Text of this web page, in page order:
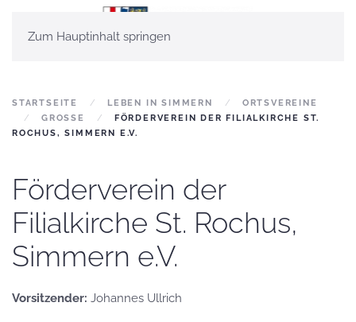
Zum Hauptinhalt springen
STARTSEITE LEBEN IN SIMMERN
ORTSVEREINE
GROSSE
FÖRDERVEREIN DER FILIALKIRCHE ST.
ROCHUS, SIMMERN E.V.
Förderverein der
Filialkirche St. Rochus,
Simmern e.V.
Vorsitzender: Johannes Ullrich